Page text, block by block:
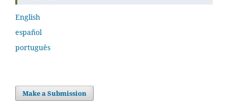
English
español
português
Make a Submission